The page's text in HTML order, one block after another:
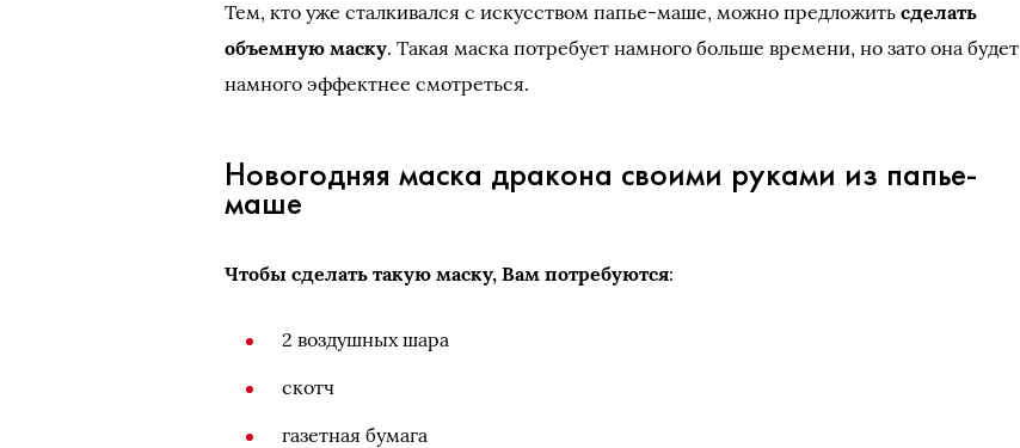
Тем, кто уже сталкивался с искусством папье-маше, можно предложитьсделать
объемную маску. Такая маска потребует намного больше времени, но зато она будет
намного эффектнее смотреться.
Новогодняя маска дракона своими руками из папье-
маше
Чтобы сделать такую маску, Вам потребуются:
2 воздушных шара
скотч
газетная бумага